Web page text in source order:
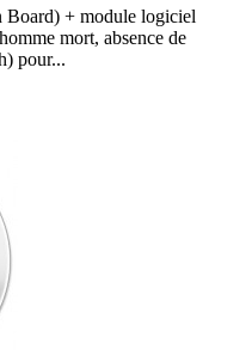
+ module logiciel
mort, absence de
pour...